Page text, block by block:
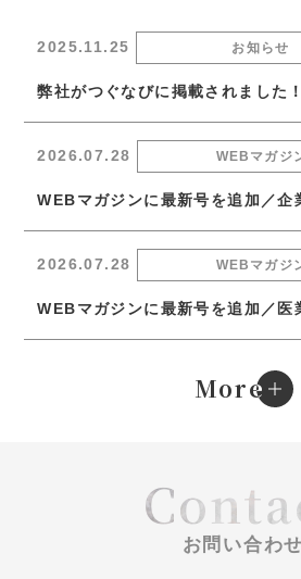
2025.11.25 お知らせ
弊社がつぐなびに掲載されました！
2026.07.28 WEBマガジ
WEBマガジンに最新号を追加／
2026.07.28 WEBマガジ
WEBマガジンに最新号を追加／
More
e
お問い合わせ